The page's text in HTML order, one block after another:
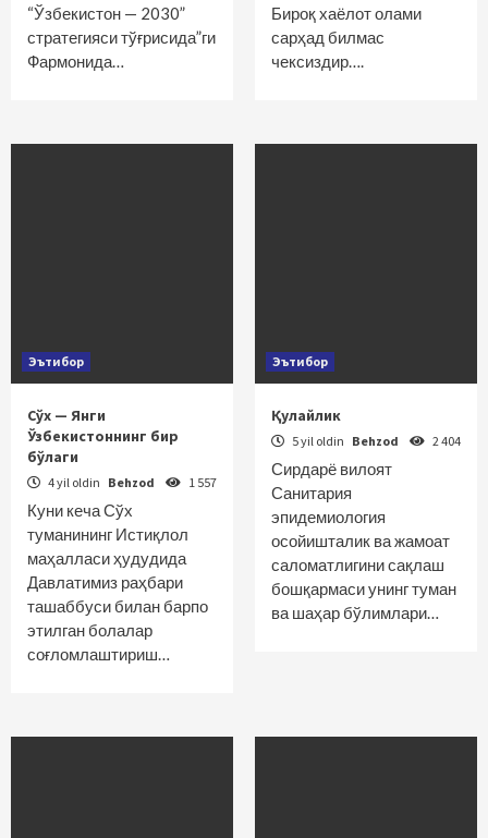
“Ўзбекистон — 2030”
стратегияси тўғрисида”ги
Фармонида…
Бироқ хаёлот олами
сарҳад билмас
чексиздир….
Эътибор
Сўх — Янги
Ўзбекистоннинг бир
бўлаги
4 yil oldin Behzod 1 557
Куни кеча Сўх
туманининг Истиқлол
маҳалласи ҳудудида
Давлатимиз раҳбари
ташаббуси билан барпо
этилган болалар
соғломлаштириш…
Эътибор
Қулайлик
5 yil oldin Behzod 2 404
Сирдарё вилоят
Санитария
эпидемиология
осойишталик ва жамоат
саломатлигини сақлаш
бошқармаси унинг туман
ва шаҳар бўлимлари…